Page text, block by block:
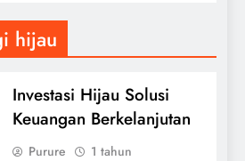
hijau
Investasi Hijau Solusi
Keuangan Berkelanjutan
Purure
1 tahun